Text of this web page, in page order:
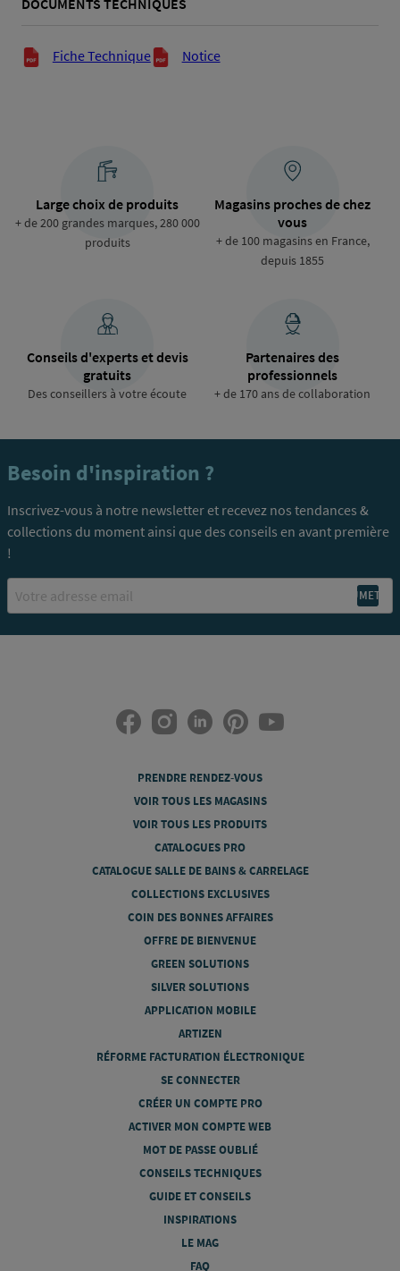
Documents techniques
Fiche Technique Notice
Large choix de produits
+ de 200 grandes marques, 280 000
produits
Magasins proches de chez
vous
+ de 100 magasins en France,
depuis 1855
Conseils d'experts et devis
gratuits
Des conseillers à votre écoute
Partenaires des
professionnels
+ de 170 ans de collaboration
Besoin d'inspiration ?
Inscrivez-vous à notre newsletter et recevez nos tendances &
collections du moment ainsi que des conseils en avant première
!
PRENDRE RENDEZ-VOUS
VOIR TOUS LES MAGASINS
VOIR TOUS LES PRODUITS
CATALOGUES PRO
CATALOGUE SALLE DE BAINS & CARRELAGE
COLLECTIONS EXCLUSIVES
COIN DES BONNES AFFAIRES
OFFRE DE BIENVENUE
GREEN SOLUTIONS
SILVER SOLUTIONS
APPLICATION MOBILE
ARTIZEN
RÉFORME FACTURATION ÉLECTRONIQUE
SE CONNECTER
CRÉER UN COMPTE PRO
ACTIVER MON COMPTE WEB
MOT DE PASSE OUBLIÉ
CONSEILS TECHNIQUES
GUIDE ET CONSEILS
INSPIRATIONS
LE MAG
FAQ